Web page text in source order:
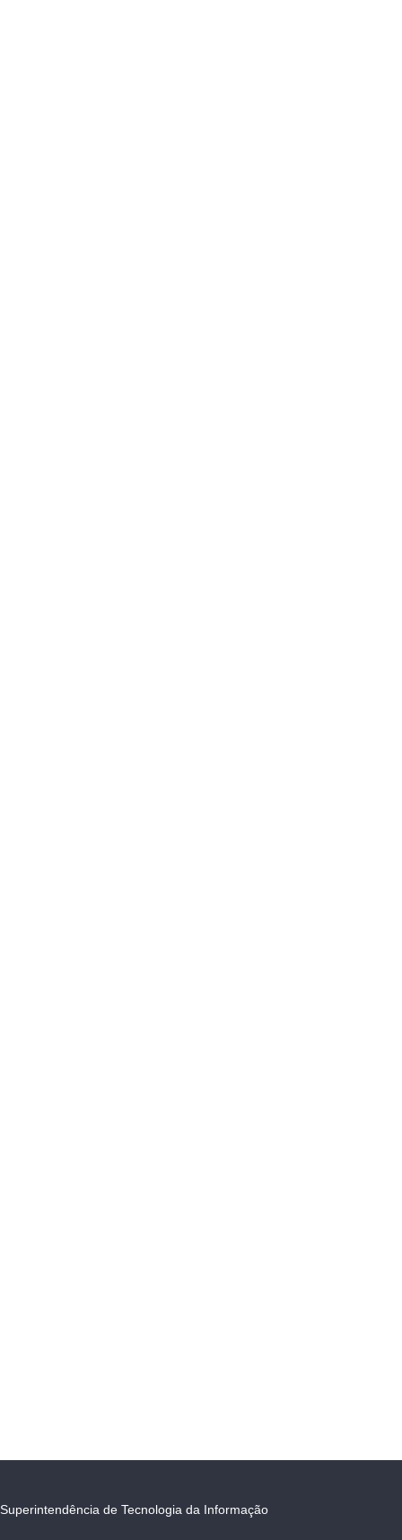
Superintendência de Tecnologia da Informação